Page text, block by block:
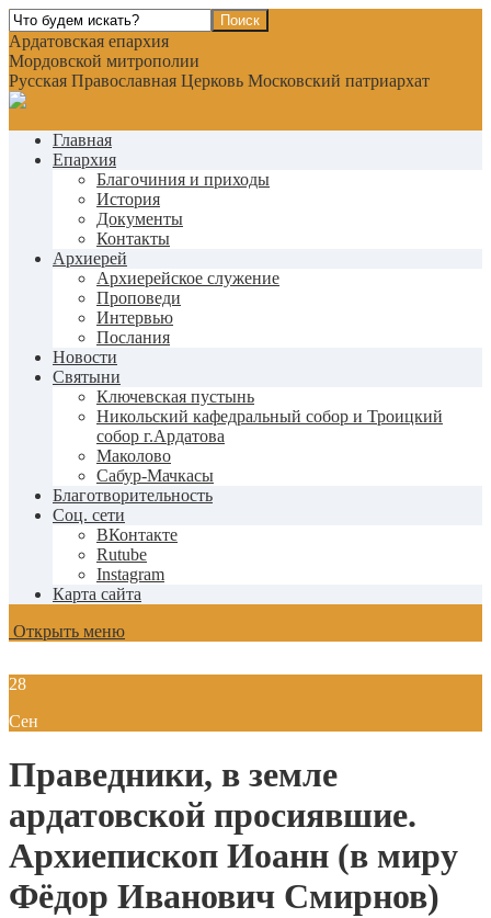
Ардатовская епархия
Мордовской митрополии
Русская Православная Церковь Московский патриархат
Главная
Епархия
Благочиния и приходы
История
Документы
Контакты
Архиерей
Архиерейское служение
Проповеди
Интервью
Послания
Новости
Святыни
Ключевская пустынь
Никольский кафедральный собор и Троицкий
собор г.Ардатова
Маколово
Сабур-Мачкасы
Благотворительность
Соц. сети
ВКонтакте
Rutube
Instagram
Карта сайта
Открыть меню
28
Сен
Праведники, в земле
ардатовской просиявшие.
Архиепископ Иоанн (в миру
Фёдор Иванович Смирнов)